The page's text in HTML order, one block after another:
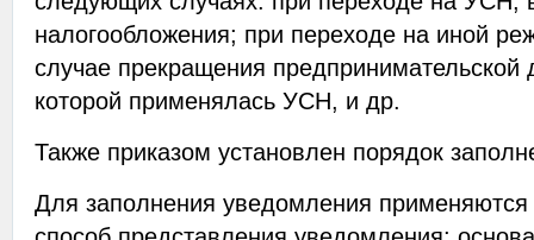
налогообложения; при переходе на иной
случае прекращения предпринимательской
которой применялась УСН, и др.
Также приказом установлен порядок
Для заполнения уведомления